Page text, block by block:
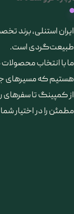
​ایران استنلی، برند
طبیعت‌گردی است.
ما با انتخاب
هستیم که مسیرهای
از کمپینگ تا سفرهای
مطمئن را در اختیار